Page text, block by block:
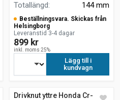
Totallängd: 144 mm
Beställningsvara. Skickas från
Helsingborg
Leveranstid 3-4 dagar
899 kr
inkl. moms 25%
Lägg till i
kundvagn
Drivknut yttre Honda Cr-v II